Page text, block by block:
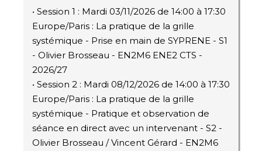
• Session 1 : Mardi 03/11/2026 de 14:00 à 17:30
Europe/Paris : La pratique de la grille
systémique - Prise en main de SYPRENE - S1
- Olivier Brosseau - EN2M6 ENE2 CTS -
2026/27
• Session 2 : Mardi 08/12/2026 de 14:00 à 17:30
Europe/Paris : La pratique de la grille
systémique - Pratique et observation de
séance en direct avec un intervenant - S2 -
Olivier Brosseau / Vincent Gérard - EN2M6